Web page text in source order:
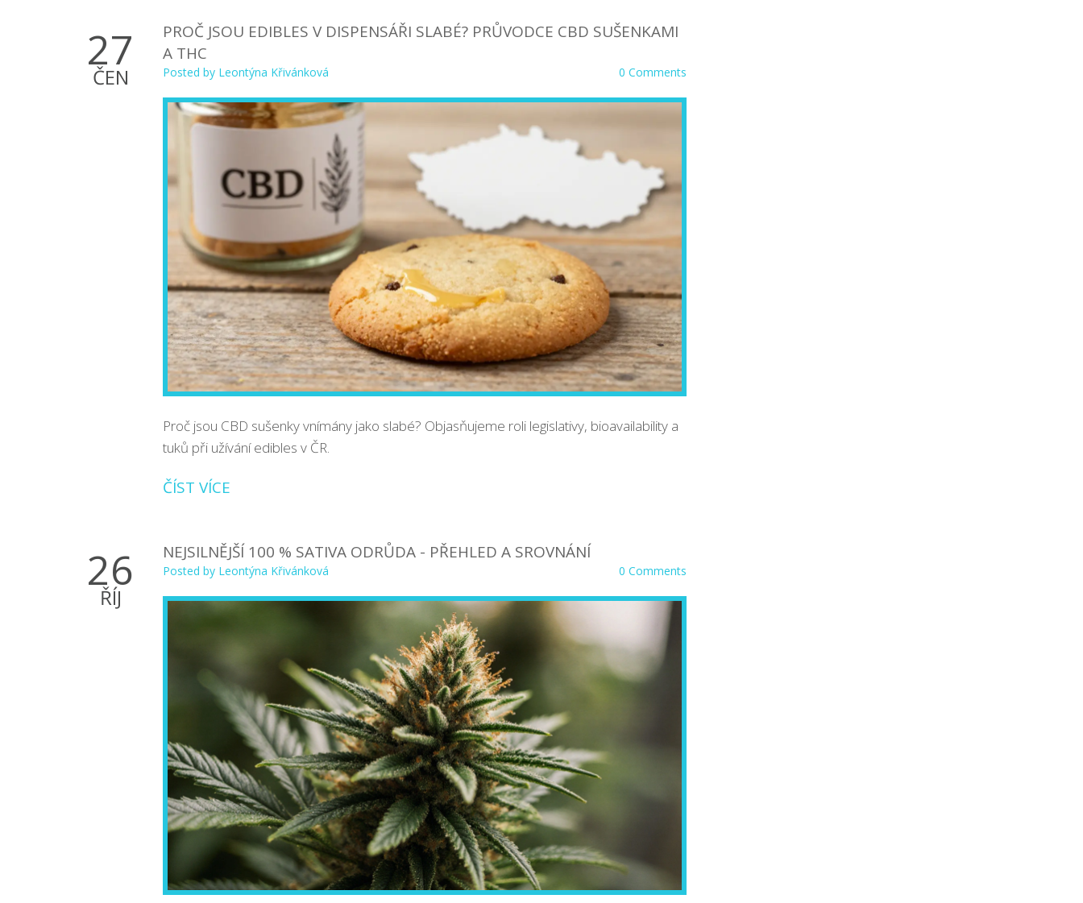
27
ČEN
PROČ JSOU EDIBLES V DISPENSÁŘI SLABÉ? PRŮVODCE CBD SUŠENKAMI
A THC
Posted by Leontýna Křivánková 0 Comments
Proč jsou CBD sušenky vnímány jako slabé? Objasňujeme roli legislativy, bioavailability a
tuků při užívání edibles v ČR.
ČÍST VÍCE
26
ŘÍJ
NEJSILNĚJŠÍ 100 % SATIVA ODRŮDA - PŘEHLED A SROVNÁNÍ
Posted by Leontýna Křivánková 0 Comments